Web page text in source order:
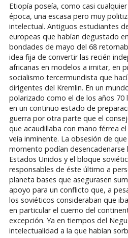
Etiopía poseía, como casi
época, una escasa pero muy
intelectual. Antiguos estudiantes
europeas que habían degustado
bondades de mayo del 68
idea fija de convertir las recién
africanas en modelos a imitar, en
socialismo tercermundista que
dirigentes del Kremlin. En un
polarizado como el de los años 70
en un continuo estado de
guerra por otra parte que el
que acaudillaba con mano férrea
veía inminente. La obsesión de
momento podían desencadenarse
Estados Unidos y el bloque
responsables de éste último a
planeta bases que asegurasen
apoyo para un conflicto que, a
los soviéticos consideraban que
en particular el cuerno del
excepción. Ya en tiempos del
intelectualidad a la que habían